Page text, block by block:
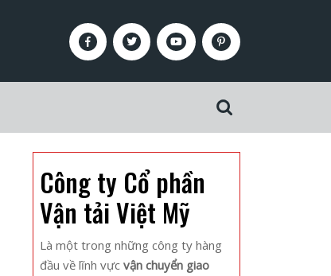
FacebookTwitter Youtube Pinterest
Công ty Cổ phần
Vận tải Việt Mỹ
Là một trong những công ty hàng
đầu về lĩnh vực vận chuyển giao